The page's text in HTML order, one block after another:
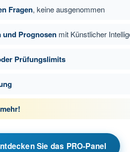
Gasballon
Fragen, keine ausgenommen
und Prognosen mit Künstlicher
Prüfungslimits
Sie das PRO-Panel